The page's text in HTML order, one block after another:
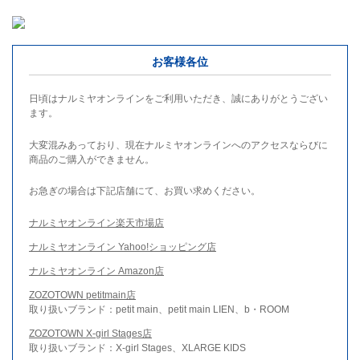
お客様各位
日頃はナルミヤオンラインをご利用いただき、誠にありがとうござい
ます。
大変混みあっており、現在ナルミヤオンラインへのアクセスならびに
商品のご購入ができません。
お急ぎの場合は下記店舗にて、お買い求めください。
ナルミヤオンライン楽天市場店
ナルミヤオンライン Yahoo!ショッピング店
ナルミヤオンライン Amazon店
ZOZOTOWN petitmain店
取り扱いブランド：petit main、petit main LIEN、b・ROOM
ZOZOTOWN X-girl Stages店
取り扱いブランド：X-girl Stages、XLARGE KIDS